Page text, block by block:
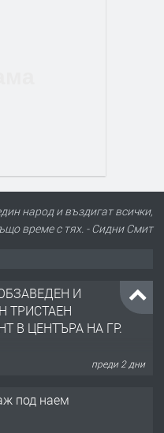
народ и въздигат всички,
време с тях. - Сидни Смит
И
ТРИСТАЕН
В ЦЕНТЪРА НА ГР.
преди 2 дни
под наем